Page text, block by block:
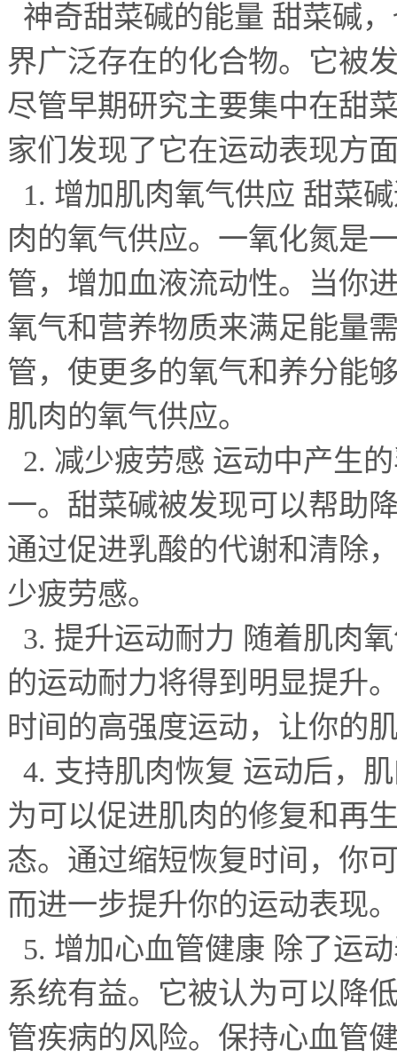
神奇甜菜碱的能量 甜菜碱
界广泛存在的化合物。它被
尽管早期研究主要集中在甜
家们发现了它在运动表现方
1. 增加肌肉氧气供应 甜菜
肉的氧气供应。一氧化氮是
管，增加血液流动性。当你
氧气和营养物质来满足能量
管，使更多的氧气和养分能
肌肉的氧气供应。
2. 减少疲劳感 运动中产生
一。甜菜碱被发现可以帮助
通过促进乳酸的代谢和清除
少疲劳感。
3. 提升运动耐力 随着肌肉
的运动耐力将得到明显提升
时间的高强度运动，让你的
4. 支持肌肉恢复 运动后，
为可以促进肌肉的修复和再
态。通过缩短恢复时间，你
而进一步提升你的运动表现
5. 增加心血管健康 除了运
系统有益。它被认为可以降
管疾病的风险。保持心血管